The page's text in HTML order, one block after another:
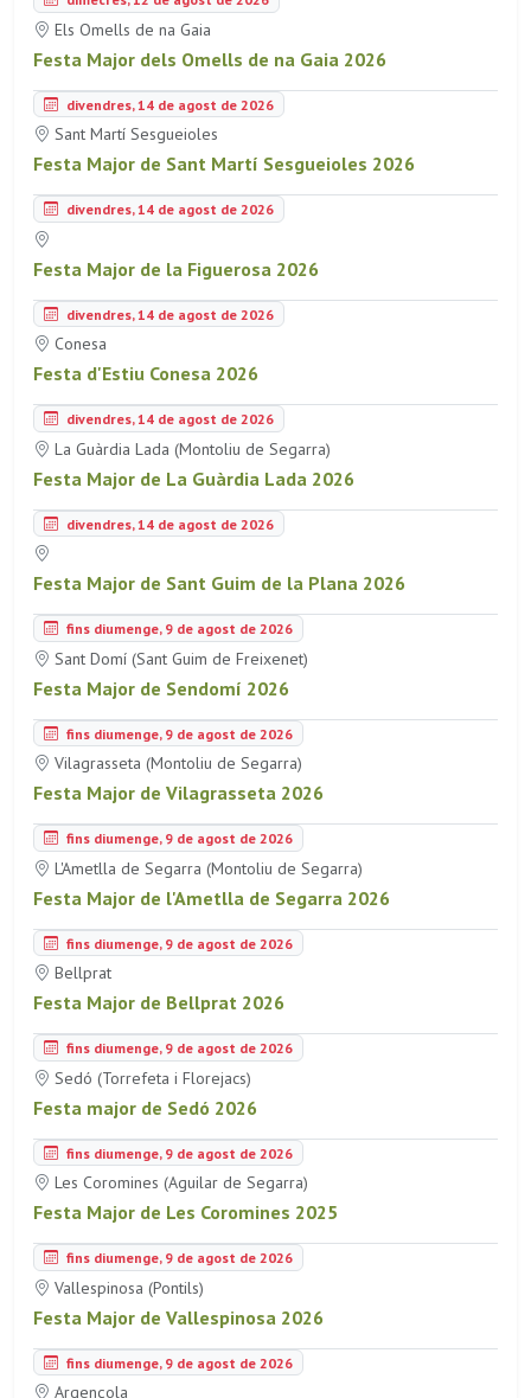
Els Omells de na Gaia
Festa Major dels Omells de na Gaia 2026
divendres, 14 de agost de 2026
Sant Martí Sesgueioles
Festa Major de Sant Martí Sesgueioles 2026
divendres, 14 de agost de 2026
Festa Major de la Figuerosa 2026
divendres, 14 de agost de 2026
Conesa
Festa d'Estiu Conesa 2026
divendres, 14 de agost de 2026
La Guàrdia Lada (Montoliu de Segarra)
Festa Major de La Guàrdia Lada 2026
divendres, 14 de agost de 2026
Festa Major de Sant Guim de la Plana 2026
fins diumenge, 9 de agost de 2026
Sant Domí (Sant Guim de Freixenet)
Festa Major de Sendomí 2026
fins diumenge, 9 de agost de 2026
Vilagrasseta (Montoliu de Segarra)
Festa Major de Vilagrasseta 2026
fins diumenge, 9 de agost de 2026
L'Ametlla de Segarra (Montoliu de Segarra)
Festa Major de l'Ametlla de Segarra 2026
fins diumenge, 9 de agost de 2026
Bellprat
Festa Major de Bellprat 2026
fins diumenge, 9 de agost de 2026
Sedó (Torrefeta i Florejacs)
Festa major de Sedó 2026
fins diumenge, 9 de agost de 2026
Les Coromines (Aguilar de Segarra)
Festa Major de Les Coromines 2025
fins diumenge, 9 de agost de 2026
Vallespinosa (Pontils)
Festa Major de Vallespinosa 2026
fins diumenge, 9 de agost de 2026
Argençola